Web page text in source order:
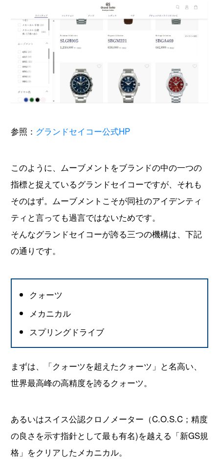
参照： グランドセイコー公式HP
このように、ムーブメントをブランドの中の一つの
指標と捉えているグランドセイコーですが、それも
そのはず。ムーブメントこそが同社のアイデンティ
ティと言っても過言ではないためです。
そんなグランドセイコーが誇る三つの機構は、下記
の通りです。
クォーツ
メカニカル
スプリングドライブ
まずは、「クォーツを超えたクォーツ」と名高い、
世界最高峰の高精度を誇るクォーツ。
あるいはスイス公認クロノメーター（C.O.S.C；精度
の良さを示す指針として最も有名)を越える「新GS規
格」をクリアしたメカニカル。